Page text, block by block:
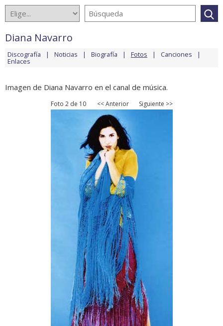
Diana Navarro
Discografía Noticias Biografía Fotos Canciones
Enlaces
Imagen de Diana Navarro en el canal de música.
Foto 2 de 10 << Anterior Siguiente >>